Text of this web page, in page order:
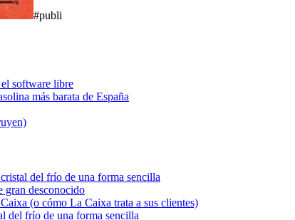
#publi
software libre
más barata de España
del frío de una forma sencilla
gran desconocido
(o cómo La Caixa trata a sus clientes)
del frío de una forma sencilla